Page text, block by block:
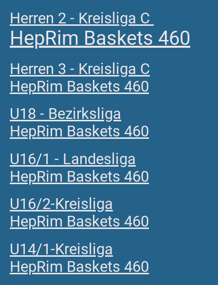
Herren 2 - Kreisliga C
HepRim Baskets 460
Herren 3 - Kreisliga C
HepRim Baskets 460
U18 - Bezirksliga
HepRim Baskets 460
U16/1 - Landesliga
HepRim Baskets 460
U16/2-Kreisliga
HepRim Baskets 460
U14/1-Kreisliga
HepRim Baskets 460